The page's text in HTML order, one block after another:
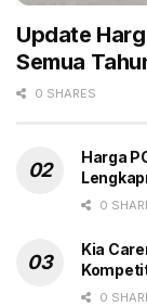
Update
Semua
0 SHARES
Harga
0
Kia
0